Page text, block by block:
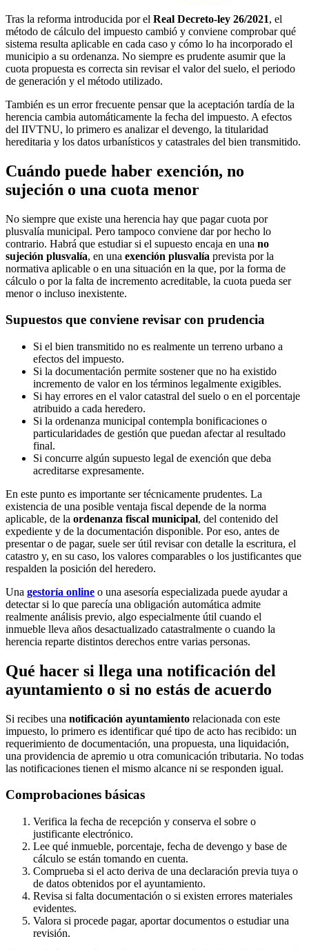
Tras la reforma introducida por el Real Decreto-ley 26/2021, el
método de cálculo del impuesto cambió y conviene comprobar qué
sistema resulta aplicable en cada caso y cómo lo ha incorporado el
municipio a su ordenanza. No siempre es prudente asumir que la
cuota propuesta es correcta sin revisar el valor del suelo, el periodo
de generación y el método utilizado.
También es un error frecuente pensar que la aceptación tardía de la
herencia cambia automáticamente la fecha del impuesto. A efectos
del IIVTNU, lo primero es analizar el devengo, la titularidad
hereditaria y los datos urbanísticos y catastrales del bien transmitido.
Cuándo puede haber exención, no
sujeción o una cuota menor
No siempre que existe una herencia hay que pagar cuota por
plusvalía municipal. Pero tampoco conviene dar por hecho lo
contrario. Habrá que estudiar si el supuesto encaja en una no
sujeción plusvalía, en una exención plusvalía prevista por la
normativa aplicable o en una situación en la que, por la forma de
cálculo o por la falta de incremento acreditable, la cuota pueda ser
menor o incluso inexistente.
Supuestos que conviene revisar con prudencia
Si el bien transmitido no es realmente un terreno urbano a
efectos del impuesto.
Si la documentación permite sostener que no ha existido
incremento de valor en los términos legalmente exigibles.
Si hay errores en el valor catastral del suelo o en el porcentaje
atribuido a cada heredero.
Si la ordenanza municipal contempla bonificaciones o
particularidades de gestión que puedan afectar al resultado
final.
Si concurre algún supuesto legal de exención que deba
acreditarse expresamente.
En este punto es importante ser técnicamente prudentes. La
existencia de una posible ventaja fiscal depende de la norma
aplicable, de la ordenanza fiscal municipal, del contenido del
expediente y de la documentación disponible. Por eso, antes de
presentar o de pagar, suele ser útil revisar con detalle la escritura, el
catastro y, en su caso, los valores comparables o los justificantes que
respalden la posición del heredero.
Una gestoría online o una asesoría especializada puede ayudar a
detectar si lo que parecía una obligación automática admite
realmente análisis previo, algo especialmente útil cuando el
inmueble lleva años desactualizado catastralmente o cuando la
herencia reparte distintos derechos entre varias personas.
Qué hacer si llega una notificación del
ayuntamiento o si no estás de acuerdo
Si recibes una notificación ayuntamiento relacionada con este
impuesto, lo primero es identificar qué tipo de acto has recibido: un
requerimiento de documentación, una propuesta, una liquidación,
una providencia de apremio u otra comunicación tributaria. No todas
las notificaciones tienen el mismo alcance ni se responden igual.
Comprobaciones básicas
Verifica la fecha de recepción y conserva el sobre o
justificante electrónico.
Lee qué inmueble, porcentaje, fecha de devengo y base de
cálculo se están tomando en cuenta.
Comprueba si el acto deriva de una declaración previa tuya o
de datos obtenidos por el ayuntamiento.
Revisa si falta documentación o si existen errores materiales
evidentes.
Valora si procede pagar, aportar documentos o estudiar una
revisión.